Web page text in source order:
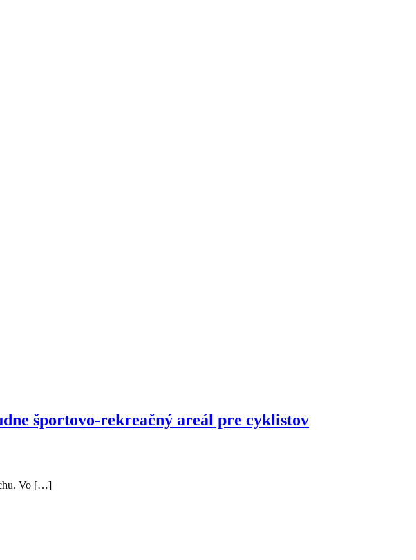
športovo-rekreačný areál pre cyklistov
Vo […]